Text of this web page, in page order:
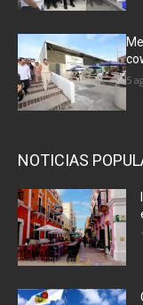
5
NOTICIAS